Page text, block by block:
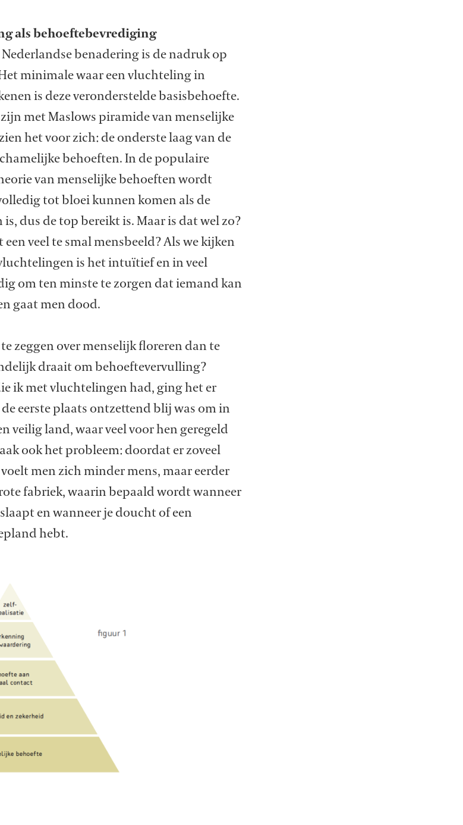
als behoeftebevrediging
benadering is de nadruk op
minimale waar een vluchteling in
is deze veronderstelde basisbehoefte.
met Maslows piramide van menselijke
het voor zich: de onderste laag van de
behoeften. In de populaire
van menselijke behoeften wordt
tot bloei kunnen komen als de
dus de top bereikt is. Maar is dat wel zo?
veel te smal mensbeeld? Als we kijken
is het intuïtief en in veel
om ten minste te zorgen dat iemand kan
gaat men dood.
zeggen over menselijk floreren dan te
draait om behoeftevervulling?
ik met vluchtelingen had, ging het er
eerste plaats ontzettend blij was om in
veilig land, waar veel voor hen geregeld
ook het probleem: doordat er zoveel
men zich minder mens, maar eerder
fabriek, waarin bepaald wordt wanneer
en wanneer je doucht of een
hebt.